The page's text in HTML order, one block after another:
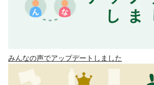
みんなの声でアップデートしました